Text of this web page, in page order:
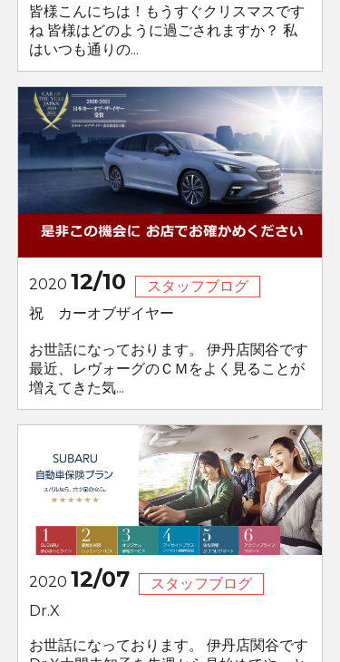
皆様こんにちは！もうすぐクリスマスです
ね 皆様はどのように過ごされますか？ 私
はいつも通りの...
2020 12/10
スタッフブログ
祝 カーオブザイヤー
お世話になっております。 伊丹店関谷です
最近、レヴォーグのＣＭをよく見ることが
増えてきた気...
2020 12/07
スタッフブログ
Dr.X
お世話になっております。 伊丹店関谷です